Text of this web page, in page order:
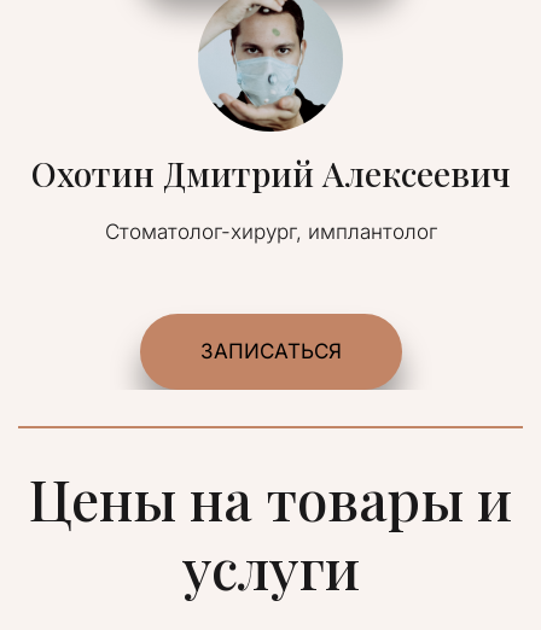
Охотин Дмитрий Алексеевич
Стоматолог-хирург, имплантолог
ЗАПИСАТЬСЯ
Цены на товары и
услуги